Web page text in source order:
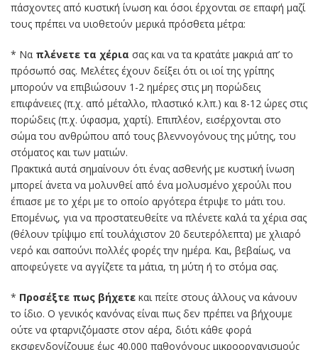
πάσχοντες από κυστική ίνωση και όσοι έρχονται σε επαφή μαζί
τους πρέπει να υιοθετούν μερικά πρόσθετα μέτρα:
* Να πλένετε τα χέρια σας και να τα κρατάτε μακριά απ’ το
πρόσωπό σας. Μελέτες έχουν δείξει ότι οι ιοί της γρίπης
μπορούν να επιβιώσουν 1-2 ημέρες στις μη πορώδεις
επιφάνειες (π.χ. από μέταλλο, πλαστικό κ.λπ.) και 8-12 ώρες στις
πορώδεις (π.χ. ύφασμα, χαρτί). Επιπλέον, εισέρχονται στο
σώμα του ανθρώπου από τους βλεννογόνους της μύτης, του
στόματος και των ματιών.
Πρακτικά αυτά σημαίνουν ότι ένας ασθενής με κυστική ίνωση
μπορεί άνετα να μολυνθεί από ένα μολυσμένο χερούλι που
έπιασε με το χέρι με το οποίο αργότερα έτριψε το μάτι του.
Επομένως, για να προστατευθείτε να πλένετε καλά τα χέρια σας
(θέλουν τρίψιμο επί τουλάχιστον 20 δευτερόλεπτα) με χλιαρό
νερό και σαπούνι πολλές φορές την ημέρα. Και, βεβαίως, να
αποφεύγετε να αγγίζετε τα μάτια, τη μύτη ή το στόμα σας.
* Προσέξτε πως βήχετε και πείτε στους άλλους να κάνουν
το ίδιο. Ο γενικός κανόνας είναι πως δεν πρέπει να βήχουμε
ούτε να φταρνιζόμαστε στον αέρα, διότι κάθε φορά
εκσφενδονίζουμε έως 40.000 παθογόνους μικροοργανισμούς